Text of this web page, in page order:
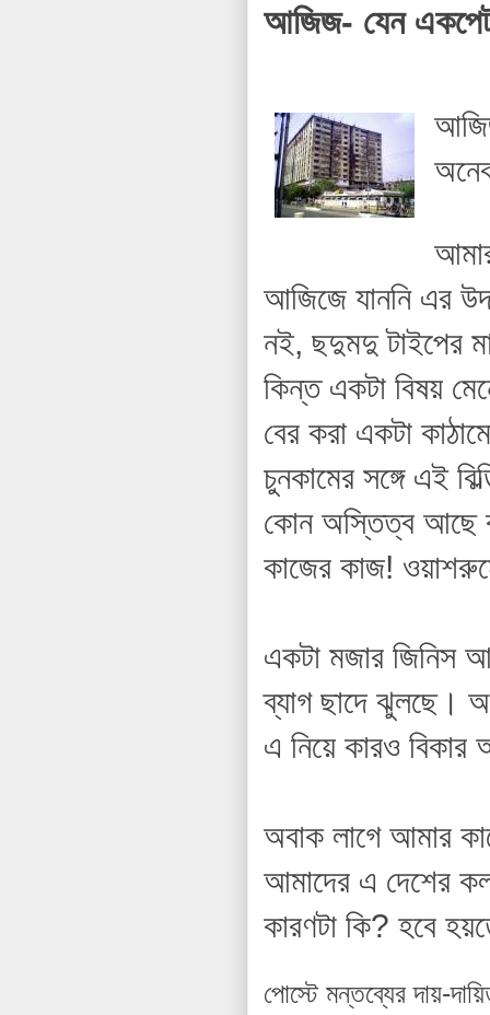
আজিজ- যেন
আজিজে যাননি এর
নই, ছদুমদু টাইপের
কিন্ত একটা বিষয়
বের করা একটা
চুনকামের সঙ্গে এই
কোন অস্তিত্ব আছে
কাজের কাজ!
একটা মজার জিনিস
ব্যাগ ছাদে ঝুলছে।
এ নিয়ে কারও
অবাক লাগে আমার
আমাদের এ দেশের
কারণটা কি? হবে
পোস্টে মন্তব্যের দায়-